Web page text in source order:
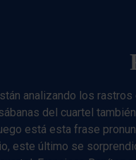
analizando los
del cuartel
está esta frase
este último se